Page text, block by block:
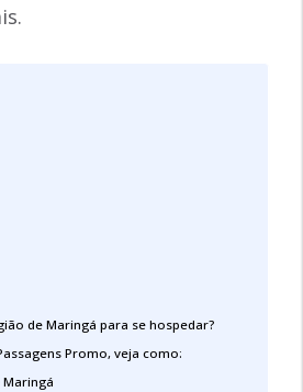
de Maringá para se hospedar?
Promo, veja como: